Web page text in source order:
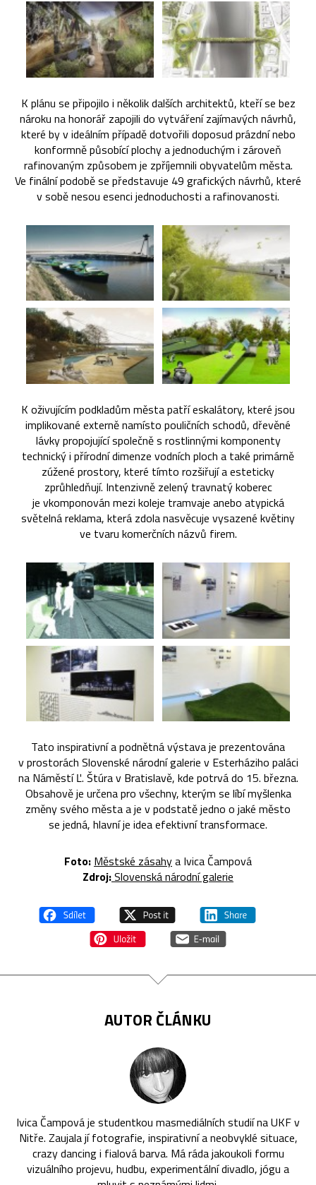
K plánu se připojilo i několik dalších architektů, kteří se bez
nároku na honorář zapojili do vytváření zajímavých návrhů,
které by v ideálním případě dotvořili doposud prázdní nebo
konformně působící plochy a jednoduchým i zároveň
rafinovaným způsobem je zpříjemnili obyvatelům města.
Ve finální podobě se představuje 49 grafických návrhů, které
v sobě nesou esenci jednoduchosti a rafinovanosti.
K oživujícím podkladům města patří eskalátory, které jsou
implikované externě namísto pouličních schodů, dřevěné
lávky propojující společně s rostlinnými komponenty
technický i přírodní dimenze vodních ploch a také primárně
zúžené prostory, které tímto rozšiřují a esteticky
zprůhledňují. Intenzivně zelený travnatý koberec
je vkomponován mezi koleje tramvaje anebo atypická
světelná reklama, která zdola nasvěcuje vysazené květiny
ve tvaru komerčních názvů firem.
Tato inspirativní a podnětná výstava je prezentována
v prostorách Slovenské národní galerie v Esterháziho paláci
na Náměstí Ľ. Štúra v Bratislavě, kde potrvá do 15. března.
Obsahově je určena pro všechny, kterým se líbí myšlenka
změny svého města a je v podstatě jedno o jaké město
se jedná, hlavní je idea efektivní transformace.
Foto: Městské zásahya Ivica Čampová
Zdroj:Slovenská národní galerie
AUTOR ČLÁNKU
Ivica Čampová je studentkou masmediálních studií na UKF v
Nitře. Zaujala jí fotografie, inspirativní a neobvyklé situace,
crazy dancing i fialová barva. Má ráda jakoukoli formu
vizuálního projevu, hudbu, experimentální divadlo, jógu a